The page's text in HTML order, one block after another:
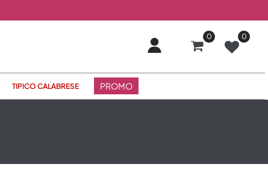
0 0
TIPICO CALABRESE PROMO